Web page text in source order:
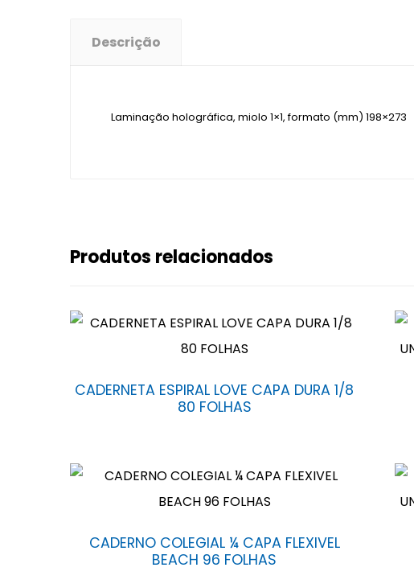
Descrição
Laminação holográfica, miolo 1×1, formato (mm) 198×273
Produtos relacionados
CADERNETA ESPIRAL LOVE CAPA DURA 1/8
80 FOLHAS
CADERNO COLEGIAL ¼ CAPA FLEXIVEL
BEACH 96 FOLHAS